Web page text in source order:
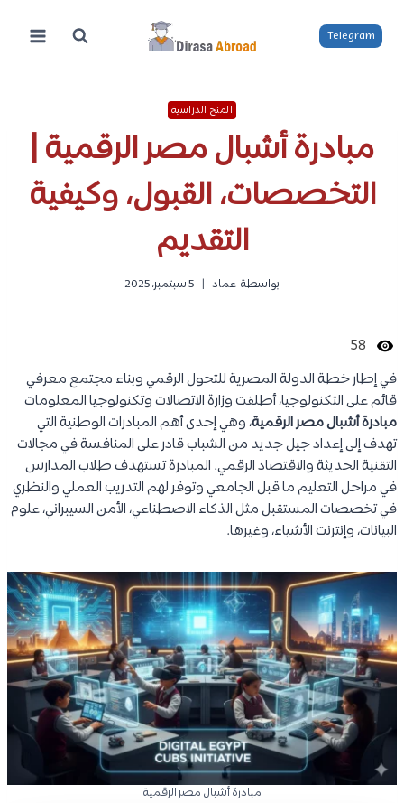
المحتوى
Telegram
المنح الدراسية
مبادرة أشبال مصر الرقمية |
التخصصات، القبول، وكيفية
التقديم
بواسطة عماد 5 سبتمبر، 2025
58
في إطار خطة الدولة المصرية للتحول الرقمي وبناء مجتمع معرفي
قائم على التكنولوجيا، أطلقت وزارة الاتصالات وتكنولوجيا المعلومات
مبادرة أشبال مصر الرقمية، وهي إحدى أهم المبادرات الوطنية التي
تهدف إلى إعداد جيل جديد من الشباب قادر على المنافسة في مجالات
التقنية الحديثة والاقتصاد الرقمي. المبادرة تستهدف طلاب المدارس
في مراحل التعليم ما قبل الجامعي وتوفر لهم التدريب العملي والنظري
في تخصصات المستقبل مثل الذكاء الاصطناعي، الأمن السيبراني، علوم
البيانات، وإنترنت الأشياء، وغيرها.
مبادرة أشبال مصر الرقمية